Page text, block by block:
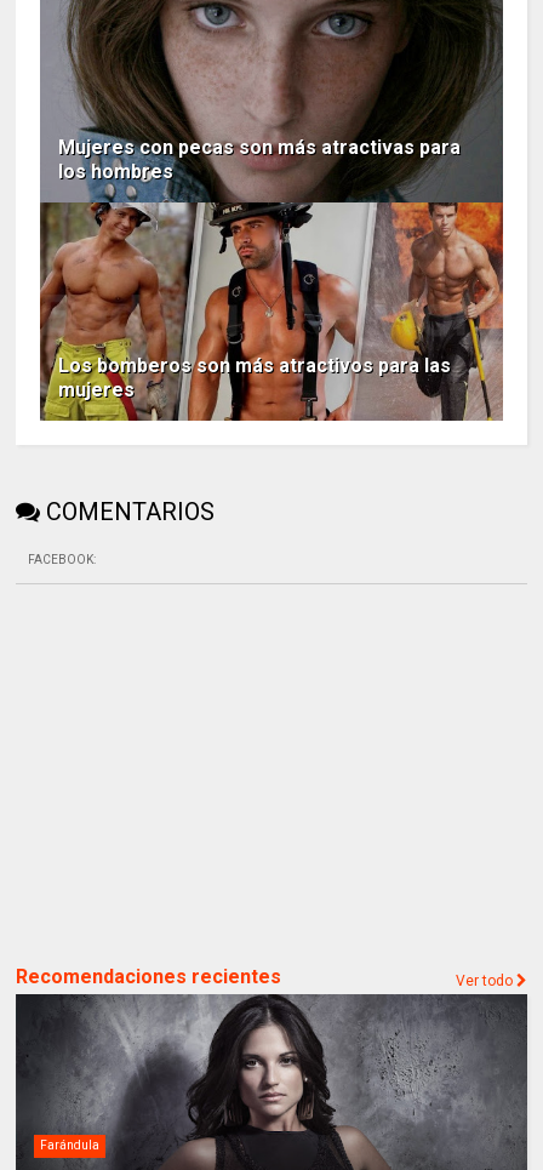
Mujeres con pecas son más atractivas para
los hombres
Los bomberos son más atractivos para las
mujeres
COMENTARIOS
FACEBOOK:
Recomendaciones recientes Ver todo
Farándula